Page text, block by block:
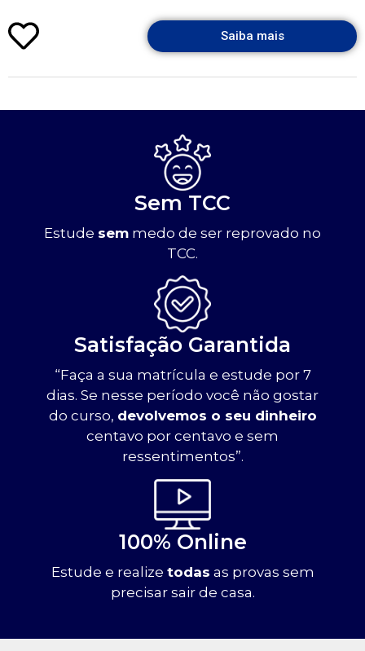
Saiba mais
Sem TCC
Estude sem medo de ser reprovado no
TCC.
Satisfação Garantida
“Faça a sua matrícula e estude por 7
dias. Se nesse período você não gostar
do curso, devolvemos o seu dinheiro
centavo por centavo e sem
ressentimentos”.
100% Online
Estude e realize todas as provas sem
precisar sair de casa.